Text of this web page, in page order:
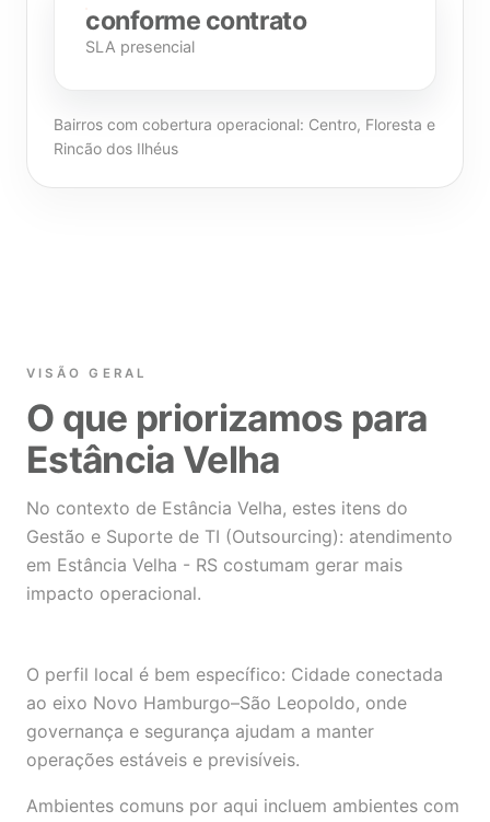
conforme contrato
SLA presencial
Bairros com cobertura operacional: Centro, Floresta e
Rincão dos Ilhéus
VISÃO GERAL
O que priorizamos para
Estância Velha
No contexto de Estância Velha, estes itens do
Gestão e Suporte de TI (Outsourcing): atendimento
em Estância Velha - RS costumam gerar mais
impacto operacional.
O perfil local é bem específico: Cidade conectada
ao eixo Novo Hamburgo–São Leopoldo, onde
governança e segurança ajudam a manter
operações estáveis e previsíveis.
Ambientes comuns por aqui incluem ambientes com